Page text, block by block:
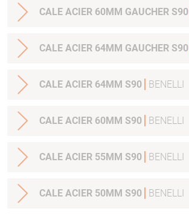
CALE ACIER 60MM GAUCHER S90
CALE ACIER 64MM GAUCHER S90
CALE ACIER 64MM S90 BENELLI
CALE ACIER 60MM S90 BENELLI
CALE ACIER 55MM S90 BENELLI
CALE ACIER 50MM S90 BENELLI